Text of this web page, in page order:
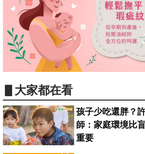
▋大家都在看
孩子少吃還胖？
師：家庭環境比
重要